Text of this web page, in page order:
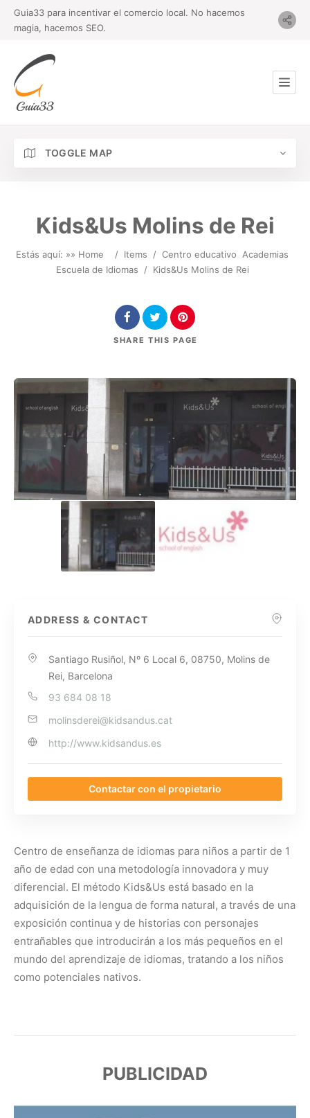
Guia33 para incentivar el comercio local. No hacemos
magia, hacemos SEO.
TOGGLE MAP
Kids&Us Molins de Rei
Estás aquí: »» Home / Items / Centro educativo
Academias
Escuela de Idiomas
/ Kids&Us Molins de Rei
SHARE THIS PAGE
ADDRESS & CONTACT
Santiago Rusiñol, Nº 6 Local 6, 08750, Molins de
Rei, Barcelona
93 684 08 18
molinsderei@kidsandus.cat
http://www.kidsandus.es
Contactar con el propietario
Centro de enseñanza de idiomas para niños a partir de 1
año de edad con una metodología innovadora y muy
diferencial. El método Kids&Us está basado en la
adquisición de la lengua de forma natural, a través de una
exposición continua y de historias con personajes
entrañables que introducirán a los más pequeños en el
mundo del aprendizaje de idiomas, tratando a los niños
como potenciales nativos.
PUBLICIDAD